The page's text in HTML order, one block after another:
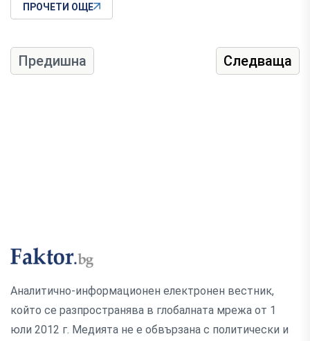
ПРОЧЕТИ ОЩЕ
Предишна Следваща
Аналитично-информационен електронен вестник,
който се разпространява в глобалната мрежа от 1
юли 2012 г. Медията не е обвързана с политически и